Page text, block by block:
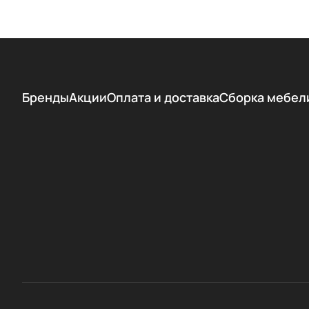
БрендыАкцииОплата и доставкаСборка